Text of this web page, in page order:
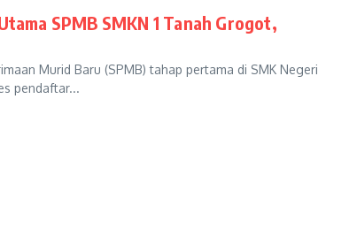
SPMB SMKN 1 Tanah Grogot,
Murid Baru (SPMB) tahap pertama di SMK Negeri
pendaftar...